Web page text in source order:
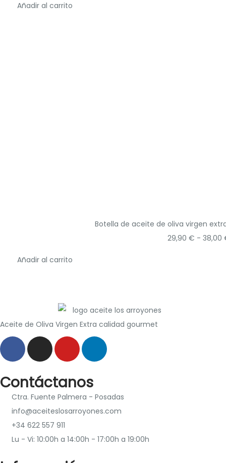
Añadir al carrito
Botella de aceite de oliva virgen
29,90 € - 38,00
Añadir al carrito
Aceite de Oliva Virgen Extra calidad gourmet
Contáctanos
Ctra. Fuente Palmera - Posadas
info@aceiteslosarroyones.com
+34 622 557 911
Lu - Vi: 10:00h a 14:00h - 17:00h a 19:00h